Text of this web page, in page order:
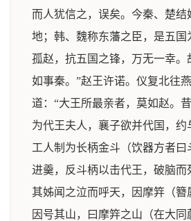
而人犹信之，误矣。今秦、楚结
地；韩、魏称东藩之臣，是五国
孤赵，抗五国之锋，万无一幸。
如事秦。”赵王许诺。仪复北往
道：“大王所最亲者，莫如赵。
为代王夫人，襄子欲并代国，约
工人制为长柄金斗（饮器方者曰
进羹，反斗柄以击代王，破脑而
其姊闻之泣而呼天，因摩筓（簪
因号其山，曰摩筓之山（在大